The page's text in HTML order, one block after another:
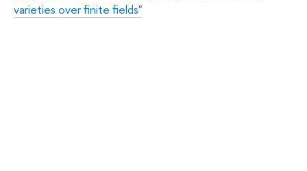
varieties over finite fields"